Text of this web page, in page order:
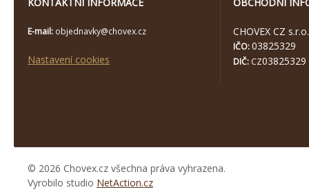
E-mail: objednavky@chovex.cz
Nastavení cookies
CHOVEX CZ s.r.o.
IČO:03825329
DIČ: CZ03825329
© 2026 Chovex.cz všechna práva vyhrazena.
Vyrobilo studio NetAction.cz